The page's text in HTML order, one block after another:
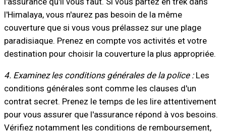
l'Himalaya, vous n'aurez pas besoin de la même
couverture que si vous vous prélassez sur une plage
paradisiaque. Prenez en compte vos activités et votre
destination pour choisir la couverture la plus appropriée.
4. Examinez les conditions générales de la police :Les
conditions générales sont comme les clauses d'un
contrat secret. Prenez le temps de les lire attentivement
pour vous assurer que l'assurance répond à vos besoins.
Vérifiez notamment les conditions de remboursement,